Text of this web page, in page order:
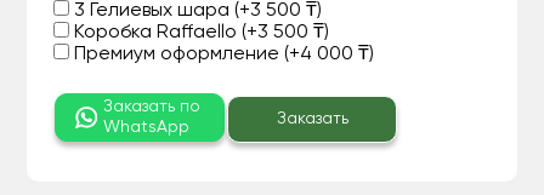
3 Гелиевых шара (+3 500 ₸)
Коробка Raffaello (+3 500 ₸)
Премиум оформление (+4 000 ₸)
Заказать по
WhatsApp
Заказать